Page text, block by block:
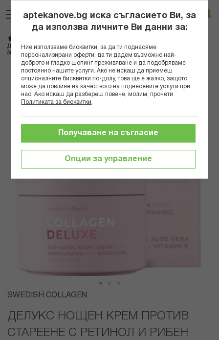
към
съдържанието
Вход
ДЕЛУКС НОЩЕН КРЕМ ПРОТИВ СТАРЕЕНЕ С РЕТИНОЛ И РИБЕН КОЛАГЕН
50МЛ SWEDISH COLLAGEN
Преминете
края
галерията
изображенията
Преминете
началото
галерия
SWEDISH COLLAGEN
ДЕЛУКС НОЩЕН КРЕМ ПРОТИВ
СТАРЕЕНЕ С РЕТИНОЛ И РИБЕН
aptekanove.bg иска съгласието Ви, за
да използва личните Ви данни за:
Ние използваме бисквитки, за да ти поднасяме
персонализирани оферти, да ти дадем възможно най-
доброто и гладко шопинг преживяване и да подобряваме
постоянно нашите услуги. Ако не искаш да приемеш
опционалните бисквитки по-долу, това ще е жалко, защото
може да повлияе на качеството на поднесените услуги при
нас. Ако искаш да разбереш повече, молим, прочети
Политиката за бисквитки
Опции за управление
Получаване на съгласие